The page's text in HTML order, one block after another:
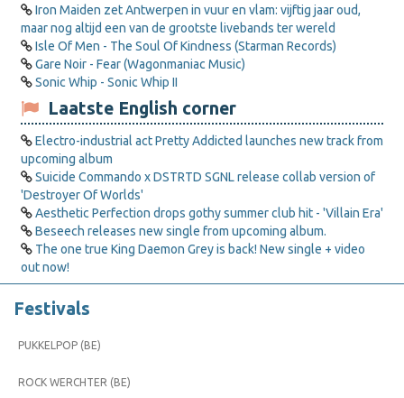
Iron Maiden zet Antwerpen in vuur en vlam: vijftig jaar oud,
maar nog altijd een van de grootste livebands ter wereld
Isle Of Men - The Soul Of Kindness (Starman Records)
Gare Noir - Fear (Wagonmaniac Music)
Sonic Whip - Sonic Whip II
Laatste English corner
Electro-industrial act Pretty Addicted launches new track from
upcoming album
Suicide Commando x DSTRTD SGNL release collab version of
'Destroyer Of Worlds'
Aesthetic Perfection drops gothy summer club hit - 'Villain Era'
Beseech releases new single from upcoming album.
The one true King Daemon Grey is back! New single + video
out now!
Festivals
PUKKELPOP (BE)
ROCK WERCHTER (BE)